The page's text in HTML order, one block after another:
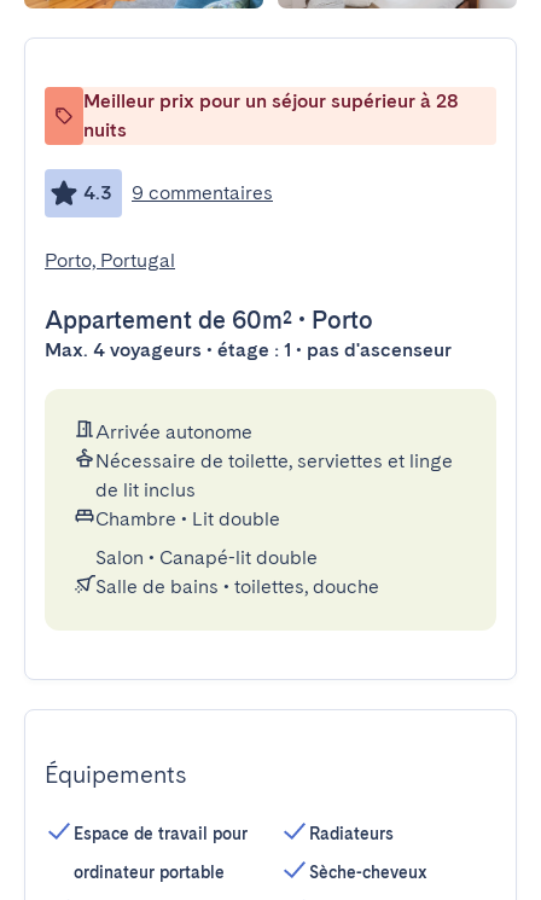
Meilleur prix pour un séjour supérieur à 28
nuits
4.3 9 commentaires
Porto, Portugal
Appartement de 60m² • Porto
Max. 4 voyageurs • étage : 1 • pas d'ascenseur
Arrivée autonome
Nécessaire de toilette, serviettes et linge
de lit inclus
Chambre • Lit double
Salon • Canapé-lit double
Salle de bains • toilettes, douche
Équipements
Espace de travail pour
ordinateur portable
Radiateurs
Sèche-cheveux